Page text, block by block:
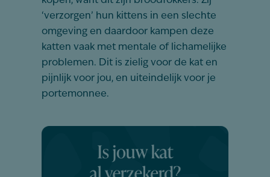
‘verzorgen’ hun kittens in een slechte
omgeving en daardoor kampen deze
katten vaak met mentale of lichamelijke
problemen. Dit is zielig voor de kat en
pijnlijk voor jou, en uiteindelijk voor je
portemonnee.